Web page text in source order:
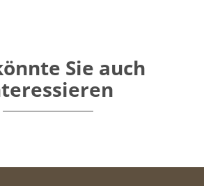
Sie auch